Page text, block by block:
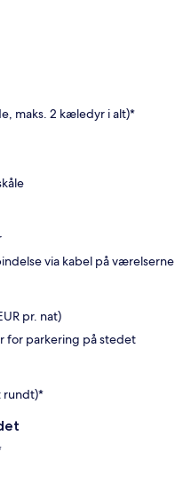
maks. 2 kæledyr i alt)*
via kabel på værelserne
pr. nat)
for parkering på stedet
rundt)*